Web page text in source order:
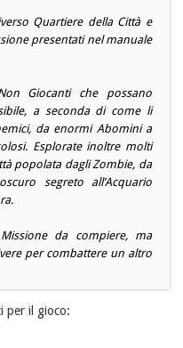
Quartiere della Città e
presentati nel manuale
Giocanti che possano
a seconda di come li
da enormi Abomini a
Esplorate inoltre molti
popolata dagli Zombie, da
segreto all’Acquario
da compiere, ma
per combattere un altro
per il gioco: